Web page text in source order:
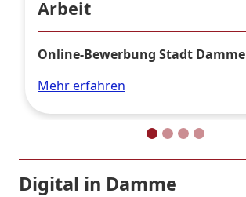
Arbeit
Online-Bewerbung Stadt Damme
Mehr erfahren
Digital in Damme